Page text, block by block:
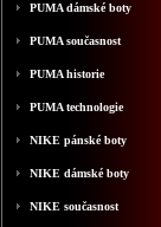
PUMA dámské boty
PUMA současnost
PUMA historie
PUMA technologie
NIKE pánské boty
NIKE dámské boty
NIKE současnost